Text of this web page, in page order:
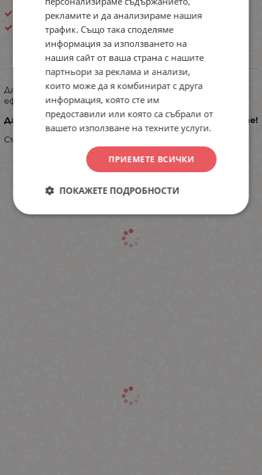
Дамски бикини
Авангард
ИНФОРМАЦИЯ
Дамски изрязани бикини тип бразилка.Моделът е с
ефектен набор в задната част и нежна дантела.
Дантелата може да е различна от тази на снимките!
Състав: 85% полиамид и 15% еластан.
рекламите и да анализираме нашия
трафик. Също така споделяме
информация за използването на
нашия сайт от ваша страна с нашите
партньори за реклама и анализи,
които може да я комбинират с друга
информация, която сте им
предоставили или която са събрали от
вашето използване на техните услуги.
ПРИЕМЕТЕ ВСИЧКИ
ПОКАЖЕТЕ ПОДРОБНОСТИ